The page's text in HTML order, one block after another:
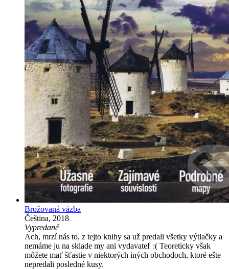
Brožovaná väzba
Čeština, 2018
Vypredané
Ach, mrzí nás to, z tejto knihy sa už predali všetky výtlačky a
nemáme ju na sklade my ani vydavateľ :( Teoreticky však
môžete mať šťastie v niektorých iných obchodoch, ktoré ešte
nepredali posledné kusy.